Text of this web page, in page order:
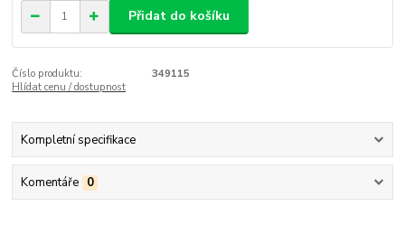
Přidat do košíku
Číslo produktu:
349115
Hlídat cenu / dostupnost
Kompletní specifikace
Komentáře 0